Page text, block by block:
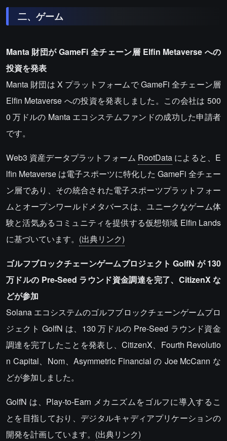
二、ゲーム
Manta 財団が GameFi 全チェーン層 Elfin Metaverse への
投資を発表
Manta 財団は X プラットフォームで GameFi 全チェーン層
Elfin Metaverse への投資を発表しました。この会社は 500
0 万ドルの Manta エコシステムファンドの成功した申請者
です。
Web3 資産データプラットフォーム RootData によると、E
lfin Metaverse は電子スポーツに特化した GameFi 全チェー
ン層であり、その統合された電子スポーツプラットフォー
ムとオープンワールドメタバースは、ユニークなゲーム体
験と活気あるコミュニティを提供する仮想領域 Elfin Lands
に基づいています。 (出典リンク)
ゴルフブロックチェーンゲームプロジェクト GolfN が 130
万ドルの Pre-Seed ラウンド資金調達を完了、CitizenX な
どが参加
Solana エコシステムのゴルフブロックチェーンゲームプロ
ジェクト GolfN は、130 万ドルの Pre-Seed ラウンド資金
調達を完了したことを発表し、CitizenX、Fourth Revolutio
n Capital、Nom、Asymmetric Financial の Joe McCann な
どが参加しました。
GolfN は、Play-to-Earn メカニズムをゴルフに導入するこ
とを目指しており、デジタルキャディアプリケーションの
開発を計画しています。 (出典リンク)